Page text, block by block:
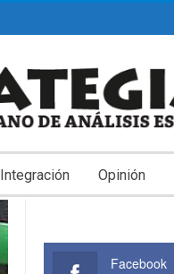
Integración Opinión
Facebook